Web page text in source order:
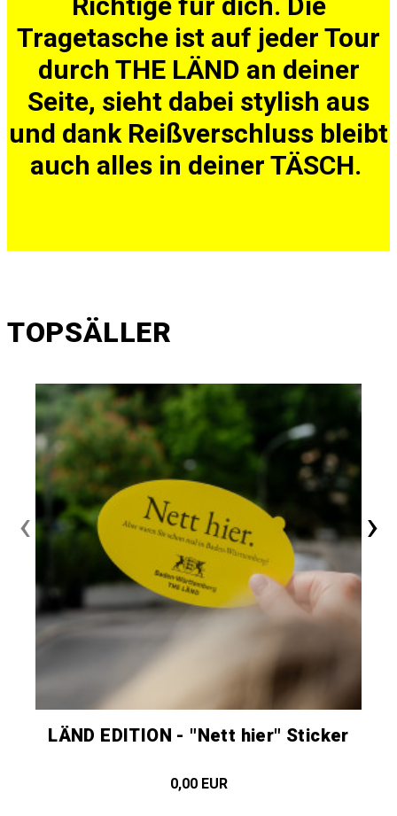
Tragetasche ist auf jeder Tour
durch THE LÄND an deiner
Seite, sieht dabei stylish aus
und dank Reißverschluss bleibt
auch alles in deiner TÄSCH.
TOPSÄLLER
‹
LÄND EDITION - "Nett hier" Sticker
0,00 EUR
›